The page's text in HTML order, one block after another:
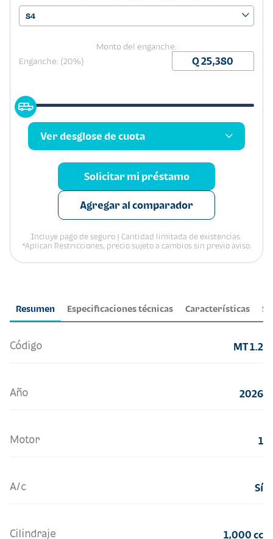
Resumen Especificaciones técnicas Características
Código MT 1.2
Año 2026
Motor 1
A/c Sí
Cilindraje 1,000 cc
84
Monto del enganche:
Enganche: (20%)
Ver desglose de cuota
Solicitar mi préstamo
Agregar al comparador
Incluye pago de seguro | Cantidad limitada de existencias.
*Aplican Restricciones, precio sujeto a cambios sin previo aviso.